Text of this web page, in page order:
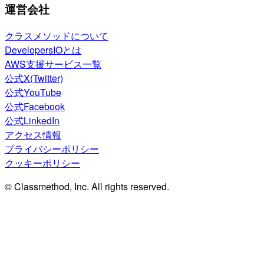
運営会社
クラスメソッドについて
DevelopersIOとは
AWS支援サービス一覧
公式X(Twitter)
公式YouTube
公式Facebook
公式LinkedIn
アクセス情報
プライバシーポリシー
クッキーポリシー
© Classmethod, Inc. All rights reserved.